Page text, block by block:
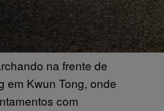
na frente de
em Kwun Tong, onde
com